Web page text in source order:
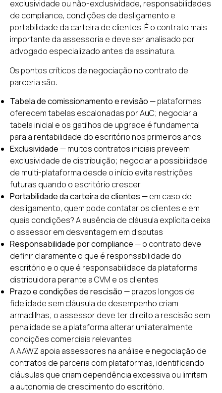
exclusividade ou não-exclusividade, responsabilidades
de compliance, condições de desligamento e
portabilidade da carteira de clientes. É o contrato mais
importante da assessoria e deve ser analisado por
advogado especializado antes da assinatura.
Os pontos críticos de negociação no contrato de
parceria são:
Tabela de comissionamento e revisão — plataformas
oferecem tabelas escalonadas por AuC; negociar a
tabela inicial e os gatilhos de upgrade é fundamental
para a rentabilidade do escritório nos primeiros anos
Exclusividade — muitos contratos iniciais preveem
exclusividade de distribuição; negociar a possibilidade
de multi-plataforma desde o início evita restrições
futuras quando o escritório crescer
Portabilidade da carteira de clientes — em caso de
desligamento, quem pode contatar os clientes e em
quais condições? A ausência de cláusula explícita deixa
o assessor em desvantagem em disputas
Responsabilidade por compliance — o contrato deve
definir claramente o que é responsabilidade do
escritório e o que é responsabilidade da plataforma
distribuidora perante a CVM e os clientes
Prazo e condições de rescisão — prazos longos de
fidelidade sem cláusula de desempenho criam
armadilhas; o assessor deve ter direito a rescisão sem
penalidade se a plataforma alterar unilateralmente
condições comerciais relevantes
A AAWZ apoia assessores na análise e negociação de
contratos de parceria com plataformas, identificando
cláusulas que criam dependência excessiva ou limitam
a autonomia de crescimento do escritório.